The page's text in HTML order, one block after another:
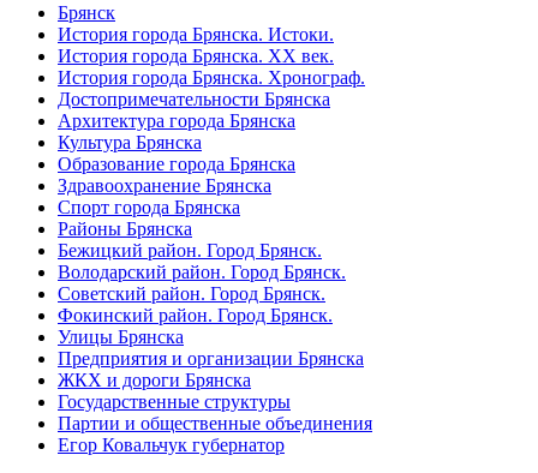
Брянск
История города Брянска. Истоки.
История города Брянска. XX век.
История города Брянска. Хронограф.
Достопримечательности Брянска
Архитектура города Брянска
Культура Брянска
Образование города Брянска
Здравоохранение Брянска
Спорт города Брянска
Районы Брянска
Бежицкий район. Город Брянск.
Володарский район. Город Брянск.
Советский район. Город Брянск.
Фокинский район. Город Брянск.
Улицы Брянска
Предприятия и организации Брянска
ЖКХ и дороги Брянска
Государственные структуры
Партии и общественные объединения
Егор Ковальчук губернатор